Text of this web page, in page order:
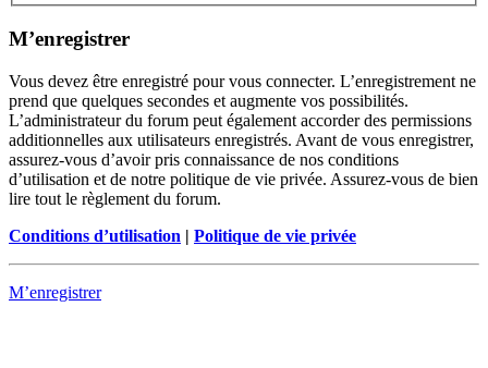
M’enregistrer
Vous devez être enregistré pour vous connecter. L’enregistrement ne
prend que quelques secondes et augmente vos possibilités.
L’administrateur du forum peut également accorder des permissions
additionnelles aux utilisateurs enregistrés. Avant de vous enregistrer,
assurez-vous d’avoir pris connaissance de nos conditions
d’utilisation et de notre politique de vie privée. Assurez-vous de bien
lire tout le règlement du forum.
Conditions d’utilisation | Politique de vie privée
M’enregistrer